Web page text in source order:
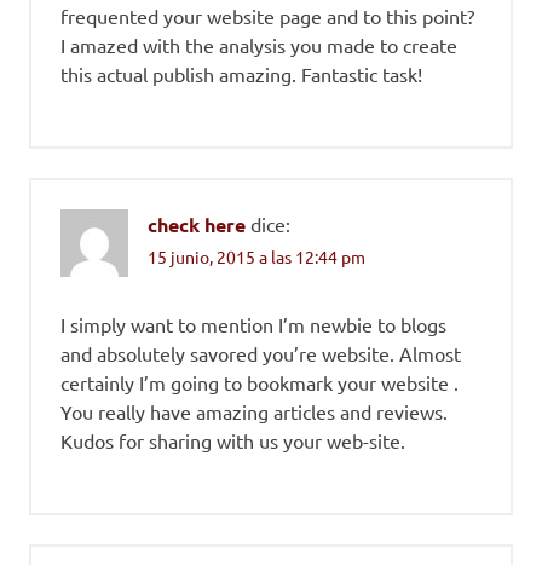
frequented your website page and to this point?
I amazed with the analysis you made to create
this actual publish amazing. Fantastic task!
check here dice:
15 junio, 2015 a las 12:44 pm
I simply want to mention I’m newbie to blogs
and absolutely savored you’re website. Almost
certainly I’m going to bookmark your website .
You really have amazing articles and reviews.
Kudos for sharing with us your web-site.